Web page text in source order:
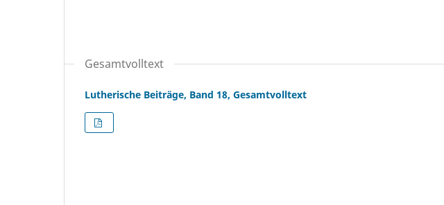
Gesamtvolltext
Lutherische Beiträge, Band 18, Gesamtvolltext